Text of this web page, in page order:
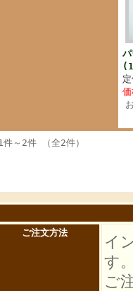
件～2件 （全2件）
ご注文方法
イ
す
ご